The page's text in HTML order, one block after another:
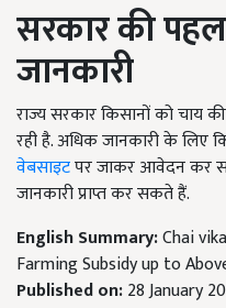
सरकार की
जानकारी
राज्य सरकार किसानों को चाय
रही है. अधिक जानकारी के लिए
वेबसाइटपर जाकर आवेदन कर
जानकारी प्राप्त कर सकते हैं.
English Summary:Chai
Farming Subsidy up to
Published on:28 January